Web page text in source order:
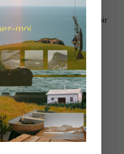
captée au Jazz City
en 1985 on peut le voir
Jazz Repertory Orchestra –
pianiste Wayne Feschuk et le